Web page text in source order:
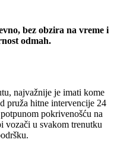
bez obzira na vreme i
odmah.
najvažnije je imati kome
pruža hitne intervencije 24
pokrivenošću na
vozači u svakom trenutku